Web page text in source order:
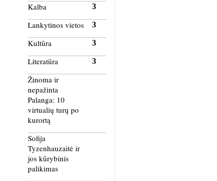
Kalba
Lankytinos vietos
Kultūra
Literatūra
Žinoma ir
nepažinta
Palanga: 10
virtualių turų po
kurortą
Sofija
Tyzenhauzaitė ir
jos kūrybinis
palikimas